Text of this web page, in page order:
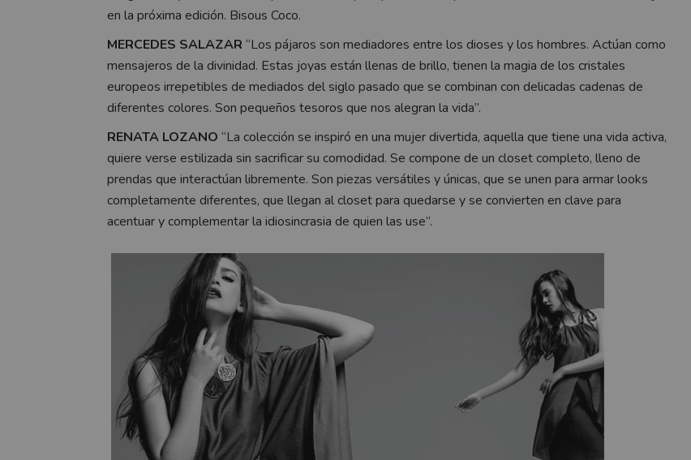
en la próxima edición. Bisous Coco.
MERCEDES SALAZAR “Los pájaros son mediadores entre los dioses y los hombres. Actúan como
mensajeros de la divinidad. Estas joyas están llenas de brillo, tienen la magia de los cristales
europeos irrepetibles de mediados del siglo pasado que se combinan con delicadas cadenas de
diferentes colores. Son pequeños tesoros que nos alegran la vida”.
RENATA LOZANO “La colección se inspiró en una mujer divertida, aquella que tiene una vida activa,
quiere verse estilizada sin sacrificar su comodidad. Se compone de un closet completo, lleno de
prendas que interactúan libremente. Son piezas versátiles y únicas, que se unen para armar looks
completamente diferentes, que llegan al closet para quedarse y se convierten en clave para
acentuar y complementar la idiosincrasia de quien las use”.